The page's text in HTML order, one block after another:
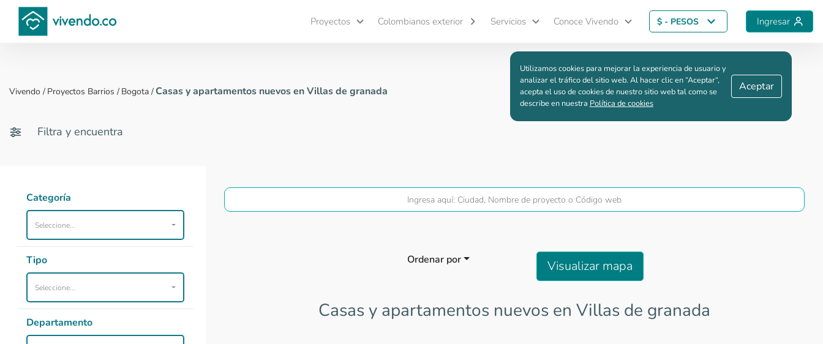
Proyectos Colombianos exterior Servicios Conoce Vivendo $ - PESOS Ingresar
Vivendo / Proyectos Barrios / Bogota / Casas y apartamentos nuevos en Villas de granada
Filtra y encuentra
Ordenar por Visualizar mapa
Casas y apartamentos nuevos en Villas de granada
Categoría
Seleccione...
Tipo
Seleccione...
Departamento
Utilizamos cookies para mejorar la experiencia de usuario y
analizar el tráfico del sitio web. Al hacer clic en “Aceptar“,
acepta el uso de cookies de nuestro sitio web tal como se
describe en nuestra Política de cookies
Aceptar
Guardar comparación